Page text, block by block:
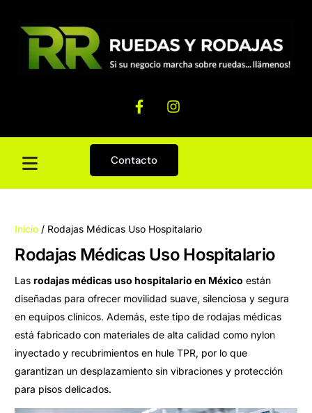
Contacto
Inicio / Rodajas Médicas Uso Hospitalario
Rodajas Médicas Uso Hospitalario
Lasrodajas médicas uso hospitalario en México están
diseñadas para ofrecer movilidad suave, silenciosa y segura
en equipos clínicos. Además, este tipo de rodajas médicas
está fabricado con materiales de alta calidad como nylon
inyectado y recubrimientos en hule TPR, por lo que
garantizan un desplazamiento sin vibraciones y protección
para pisos delicados.